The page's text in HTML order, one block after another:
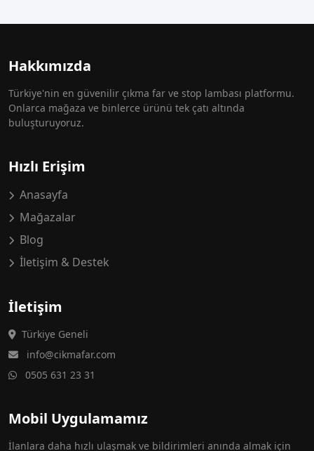
Hakkımızda
Türkiye'nin en güvenilir çıkma far ve stop lambası platformu.
Onlarca mağaza ve binlerce ürünü tek çatı altında
buluşturuyoruz.
Hızlı Erişim
Anasayfa
Mağazalar
Blog
İletişim & Destek
İletişim
Türkiye Geneli
info@cikmafar.com
0505 631 23 31
Mobil Uygulamamız
İlanlara daha hızlı ulaşmak ve bildirimleri anında almak için